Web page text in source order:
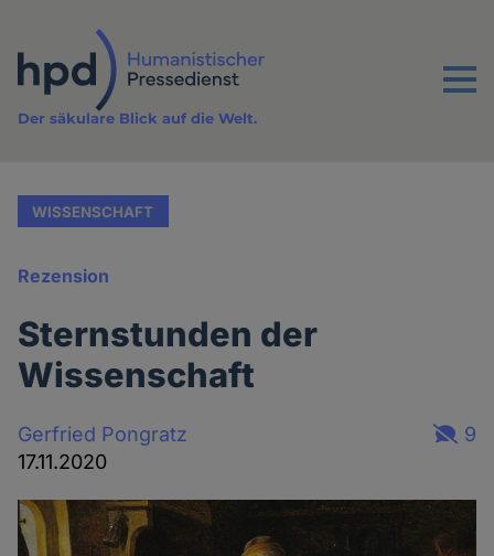
Inhalt
Menu
Der säkulare Blick auf die Welt.
WISSENSCHAFT
Rezension
Sternstunden der
Wissenschaft
Gerfried Pongratz
17.11.2020
9